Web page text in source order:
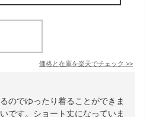
価格と在庫を楽天でチェック >>
のでゆったり着ることができま
です。ショート丈になっていま